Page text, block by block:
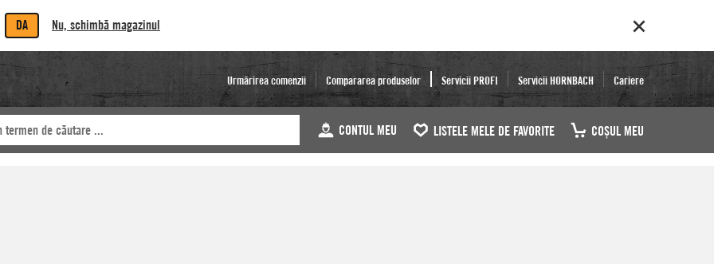
DA Nu, schimbă magazinul
Urmărirea comenzii Compararea produselor Servicii PROFI Servicii HORNBACH Cariere
CONTUL MEU LISTELE MELE DE FAVORITE COŞUL MEU